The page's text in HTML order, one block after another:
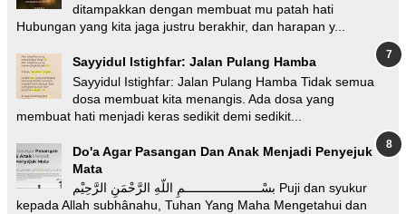
ditampakkan dengan membuat mu patah hati
Hubungan yang kita jaga justru berakhir, dan harapan y...
Sayyidul Istighfar: Jalan Pulang Hamba
Sayyidul Istighfar: Jalan Pulang Hamba Tidak semua
dosa membuat kita menangis. Ada dosa yang
membuat hati menjadi keras sedikit demi sedikit...
Do'a Agar Pasangan Dan Anak Menjadi Penyejuk
Mata
بسْـــــــــــــــــــــمِ اللّهِ الرَّحْمَنِ الرَّحِيْم Puji dan syukur
kepada Allah subhânahu, Tuhan Yang Maha Mengetahui dan